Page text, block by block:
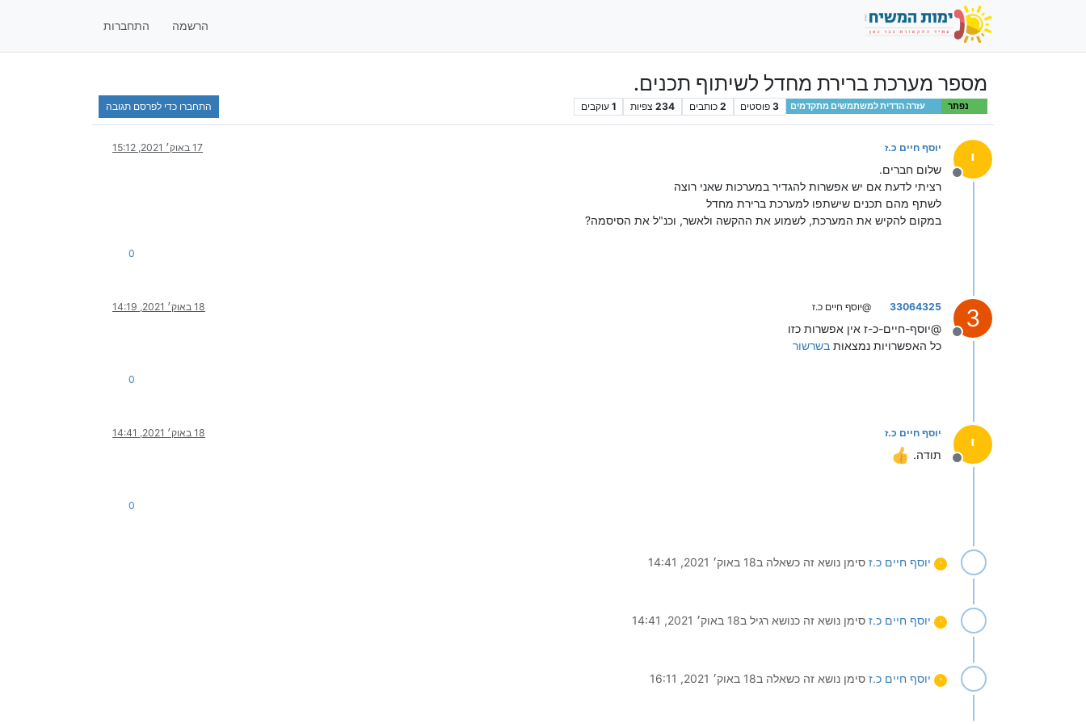
הרשמה התחברות
מספר מערכת ברירת מחדל לשיתוף תכנים.
נפתר עזרה הדדית למשתמשים מתקדמים 3 פוסטים 2 כותבים 234 צפיות 1 עוקבים התחברו כדי לפרסם תגובה
י
מנותק
יוסף חיים כ.ז 17 באוק׳ 2021, 15:12
שלום חברים.
רציתי לדעת אם יש אפשרות להגדיר במערכות שאני רוצה
לשתף מהם תכנים שישתפו למערכת ברירת מחדל
במקום להקיש את המערכת, לשמוע את ההקשה ולאשר, וכנ"ל את הסיסמה?
0
3
מנותק
33064325 @יוסף חיים כ.ז 18 באוק׳ 2021, 14:19
@יוסף-חיים-כ-ז אין אפשרות כזו
כל האפשרויות נמצאות בשרשור
0
י
מנותק
יוסף חיים כ.ז 18 באוק׳ 2021, 14:41
תודה.
0
י יוסף חיים כ.ז סימן נושא זה כשאלה ב18 באוק׳ 2021, 14:41
י יוסף חיים כ.ז סימן נושא זה כנושא רגיל ב18 באוק׳ 2021, 14:41
י יוסף חיים כ.ז סימן נושא זה כשאלה ב18 באוק׳ 2021, 16:11